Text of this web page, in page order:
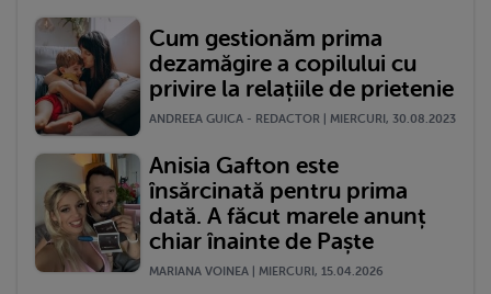
Cum gestionăm prima
dezamăgire a copilului cu
privire la relațiile de prietenie
ANDREEA GUICA - REDACTOR | MIERCURI, 30.08.2023
Anisia Gafton este
însărcinată pentru prima
dată. A făcut marele anunț
chiar înainte de Paște
MARIANA VOINEA | MIERCURI, 15.04.2026